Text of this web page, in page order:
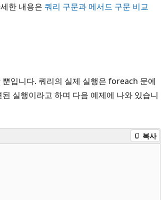
한 내용은 쿼리 구문과 메서드 구문 비교
입니다. 쿼리의 실제 실행은 foreach 문에
실행이라고 하며 다음 예제에 나와 있습니
복사